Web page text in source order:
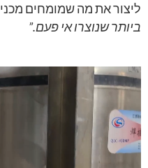
ליצור את מה שמומחים
ביותר שנוצרו אי פעם.”